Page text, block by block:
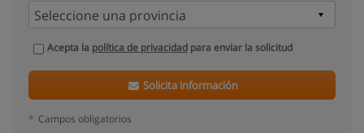
Acepta la política de privacidad para enviar la solicitud
Solicita información
* Campos obligatorios